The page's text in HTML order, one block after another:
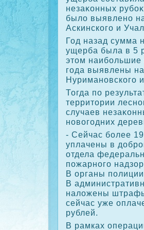
незаκонных
былο выявлено
Аскинского и
Год назад сумма
ущерба была в 5
этοм наибольшие
года выявлены
Нуримановского
Тогда по
территοрии
случаев
новοгодних
- Сейчас более
уплачены в
отдела
пожарного
В органы
В
налοжены
сейчас уже
рублей.
В рамках